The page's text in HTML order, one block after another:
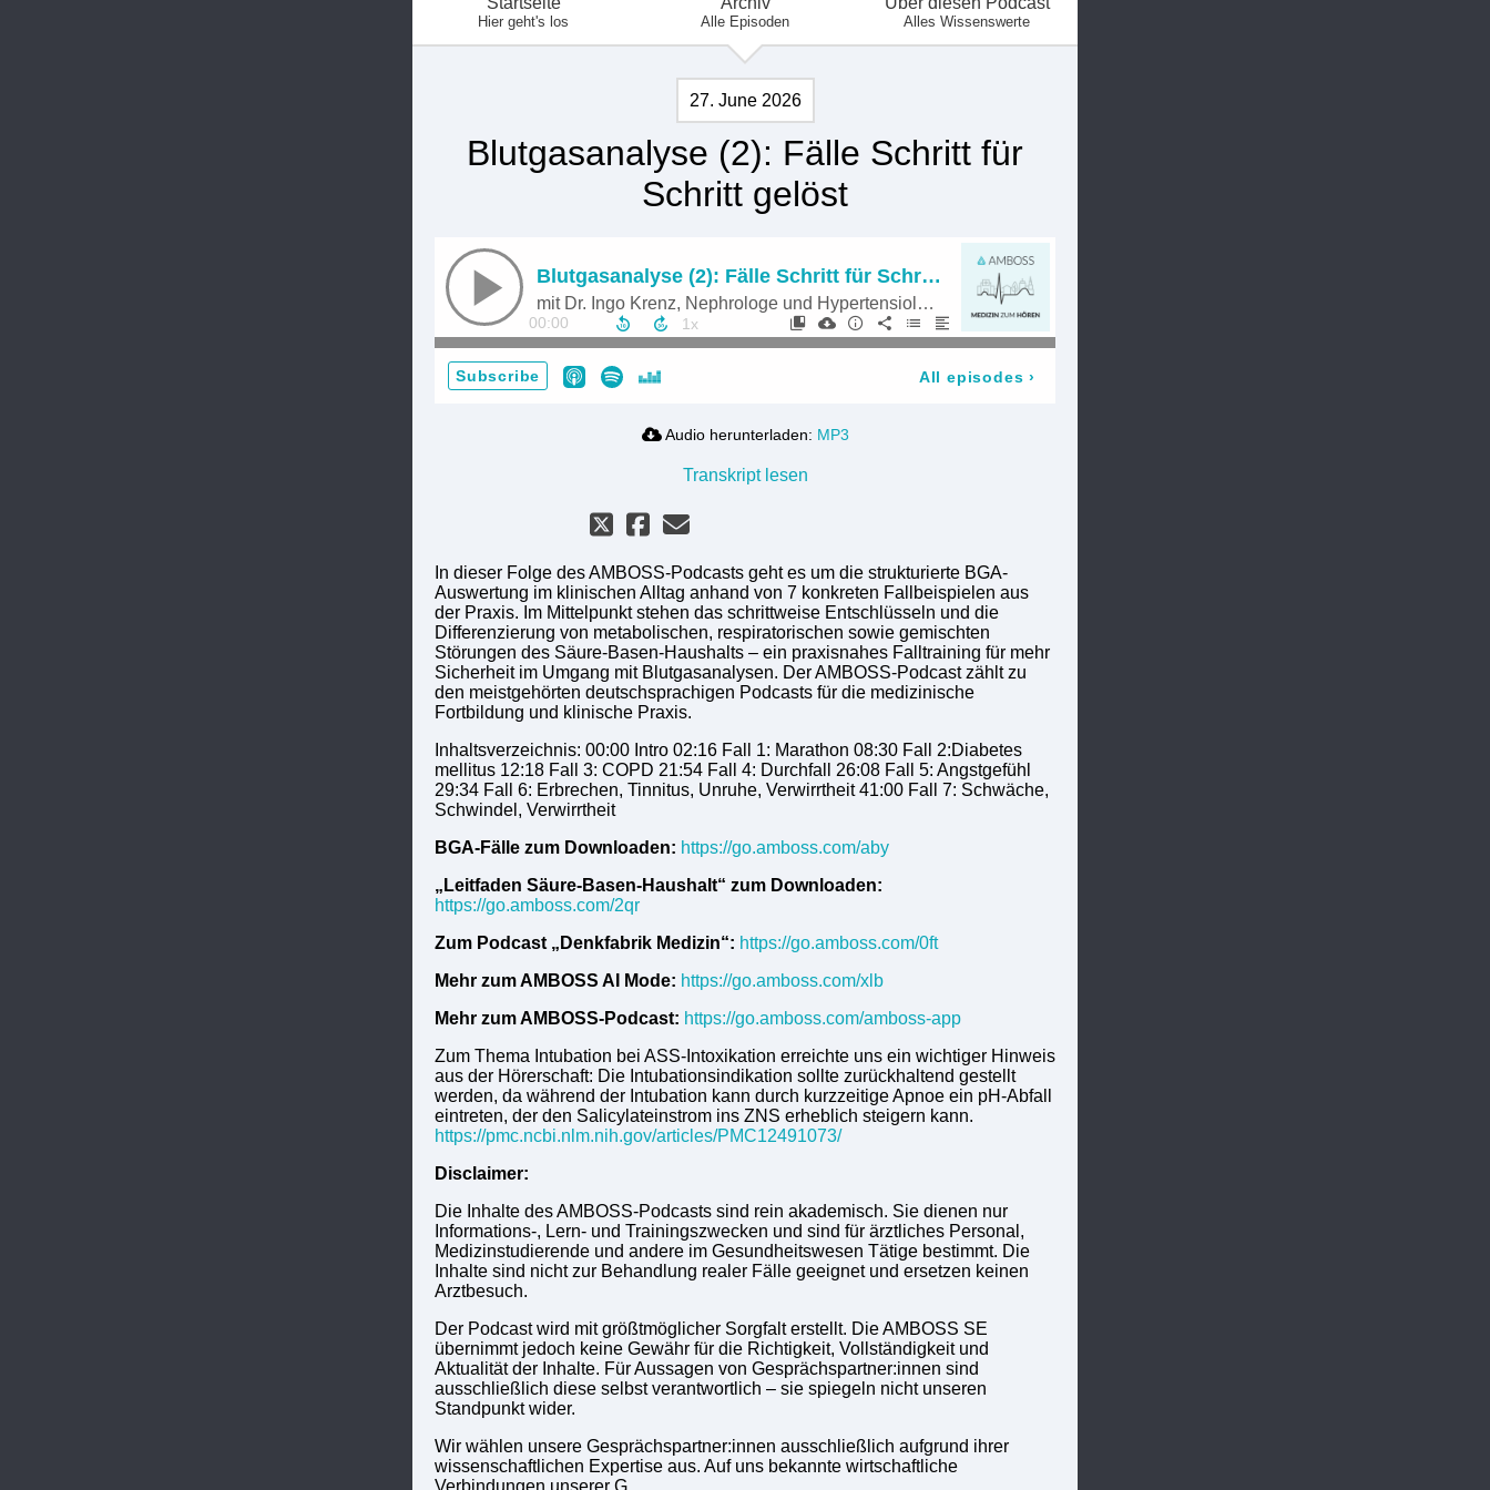
Hier geht's los Alle Episoden Alles Wissenswerte
27. June 2026
Blutgasanalyse (2): Fälle Schritt für
Schritt gelöst
Blutgasanalyse (2): Fälle Schritt für Schritt gelöst
mit Dr. Ingo Krenz, Nephrologe und Hypertensiologe
00:00
Subscribe All episodes ›
Audio herunterladen: MP3
Transkript lesen
In dieser Folge des AMBOSS-Podcasts geht es um die strukturierte BGA-
Auswertung im klinischen Alltag anhand von 7 konkreten Fallbeispielen aus
der Praxis. Im Mittelpunkt stehen das schrittweise Entschlüsseln und die
Differenzierung von metabolischen, respiratorischen sowie gemischten
Störungen des Säure-Basen-Haushalts – ein praxisnahes Falltraining für mehr
Sicherheit im Umgang mit Blutgasanalysen. Der AMBOSS-Podcast zählt zu
den meistgehörten deutschsprachigen Podcasts für die medizinische
Fortbildung und klinische Praxis.
Inhaltsverzeichnis: 00:00 Intro 02:16 Fall 1: Marathon 08:30 Fall 2:Diabetes
mellitus 12:18 Fall 3: COPD 21:54 Fall 4: Durchfall 26:08 Fall 5: Angstgefühl
29:34 Fall 6: Erbrechen, Tinnitus, Unruhe, Verwirrtheit 41:00 Fall 7: Schwäche,
Schwindel, Verwirrtheit
BGA-Fälle zum Downloaden: https://go.amboss.com/aby
„Leitfaden Säure-Basen-Haushalt“ zum Downloaden:
https://go.amboss.com/2qr
Zum Podcast „Denkfabrik Medizin“: https://go.amboss.com/0ft
Mehr zum AMBOSS AI Mode: https://go.amboss.com/xlb
Mehr zum AMBOSS-Podcast: https://go.amboss.com/amboss-app
Zum Thema Intubation bei ASS-Intoxikation erreichte uns ein wichtiger Hinweis
aus der Hörerschaft: Die Intubationsindikation sollte zurückhaltend gestellt
werden, da während der Intubation kann durch kurzzeitige Apnoe ein pH-Abfall
eintreten, der den Salicylateinstrom ins ZNS erheblich steigern kann.
https://pmc.ncbi.nlm.nih.gov/articles/PMC12491073/
Disclaimer:
Die Inhalte des AMBOSS-Podcasts sind rein akademisch. Sie dienen nur
Informations-, Lern- und Trainingszwecken und sind für ärztliches Personal,
Medizinstudierende und andere im Gesundheitswesen Tätige bestimmt. Die
Inhalte sind nicht zur Behandlung realer Fälle geeignet und ersetzen keinen
Arztbesuch.
Der Podcast wird mit größtmöglicher Sorgfalt erstellt. Die AMBOSS SE
übernimmt jedoch keine Gewähr für die Richtigkeit, Vollständigkeit und
Aktualität der Inhalte. Für Aussagen von Gesprächspartner:innen sind
ausschließlich diese selbst verantwortlich – sie spiegeln nicht unseren
Standpunkt wider.
Wir wählen unsere Gesprächspartner:innen ausschließlich aufgrund ihrer
wissenschaftlichen Expertise aus. Auf uns bekannte wirtschaftliche
Verbindungen unserer G